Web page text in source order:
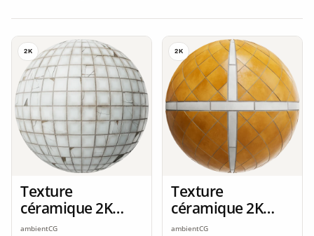
2K
Texture
céramique 2K
seamless
ambientCG
2K
Texture
céramique 2K
seamless
ambientCG